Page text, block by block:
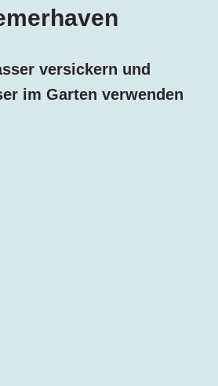
versickern und
im Garten verwenden